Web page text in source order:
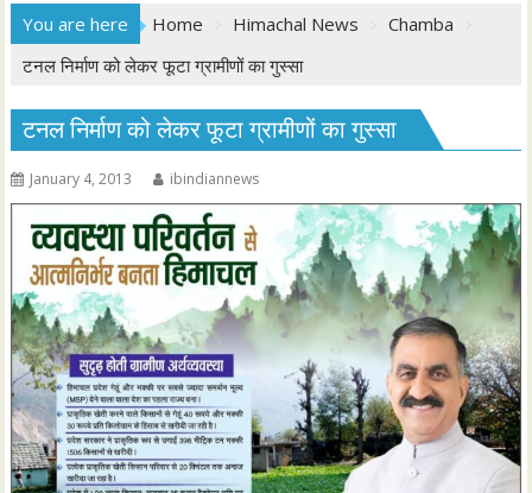
You are here Home Himachal News
Chamba
टनल निर्माण को लेकर फूटा ग्रामीणों का गुस्सा
टनल निर्माण को लेकर फूटा ग्रामीणों का गुस्सा
January 4, 2013 ibindiannews